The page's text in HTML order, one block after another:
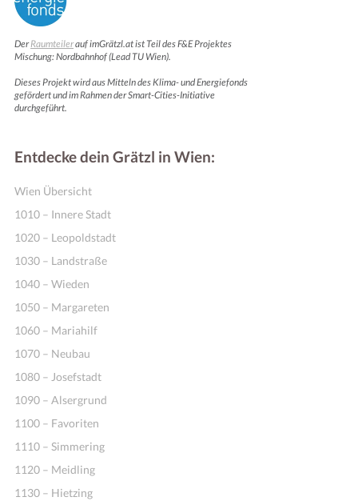
DerRaumteilerauf imGrätzl.at ist Teil des F&E Projektes
Mischung: Nordbahnhof (Lead TU Wien).
Dieses Projekt wird aus Mitteln des Klima- und Energiefonds
gefördert und im Rahmen der Smart-Cities-Initiative
durchgeführt.
Entdecke dein Grätzl in Wien:
Wien Übersicht
1010 – Innere Stadt
1020 – Leopoldstadt
1030 – Landstraße
1040 – Wieden
1050 – Margareten
1060 – Mariahilf
1070 – Neubau
1080 – Josefstadt
1090 – Alsergrund
1100 – Favoriten
1110 – Simmering
1120 – Meidling
1130 – Hietzing